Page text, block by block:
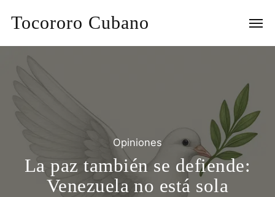
Tocororo Cubano
Opiniones
La paz también se defiende:
Venezuela no está sola